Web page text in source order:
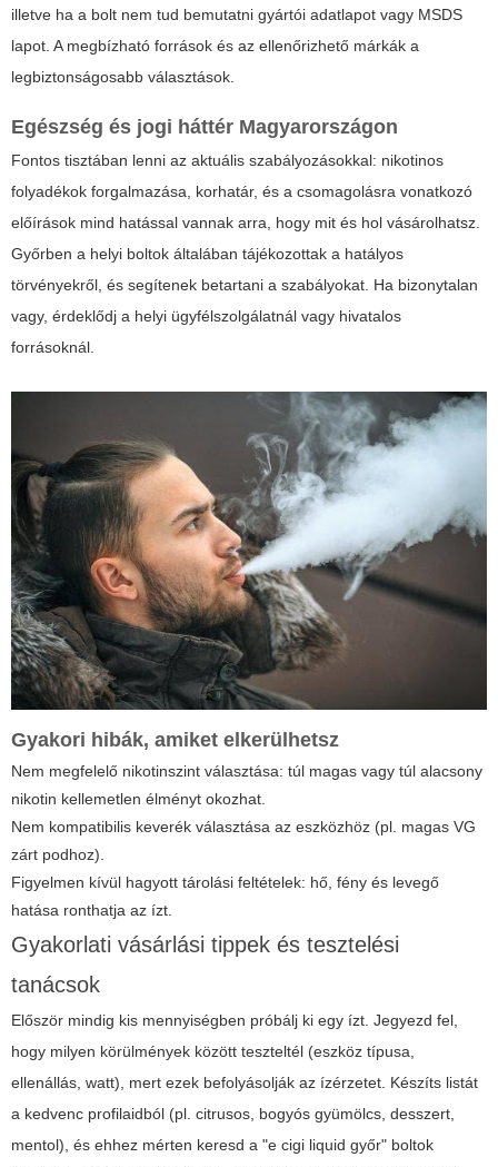
illetve ha a bolt nem tud bemutatni gyártói adatlapot vagy MSDS
lapot. A megbízható források és az ellenőrizhető márkák a
legbiztonságosabb választások.
Egészség és jogi háttér Magyarországon
Fontos tisztában lenni az aktuális szabályozásokkal: nikotinos
folyadékok forgalmazása, korhatár, és a csomagolásra vonatkozó
előírások mind hatással vannak arra, hogy mit és hol vásárolhatsz.
Győrben a helyi boltok általában tájékozottak a hatályos
törvényekről, és segítenek betartani a szabályokat. Ha bizonytalan
vagy, érdeklődj a helyi ügyfélszolgálatnál vagy hivatalos
forrásoknál.
Gyakori hibák, amiket elkerülhetsz
Nem megfelelő nikotinszint választása: túl magas vagy túl alacsony
nikotin kellemetlen élményt okozhat.
Nem kompatibilis keverék választása az eszközhöz (pl. magas VG
zárt podhoz).
Figyelmen kívül hagyott tárolási feltételek: hő, fény és levegő
hatása ronthatja az ízt.
Gyakorlati vásárlási tippek és tesztelési
tanácsok
Először mindig kis mennyiségben próbálj ki egy ízt. Jegyezd fel,
hogy milyen körülmények között teszteltél (eszköz típusa,
ellenállás, watt), mert ezek befolyásolják az ízérzetet. Készíts listát
a kedvenc profilaidból (pl. citrusos, bogyós gyümölcs, desszert,
mentol), és ehhez mérten keresd a "e cigi liquid győr" boltok